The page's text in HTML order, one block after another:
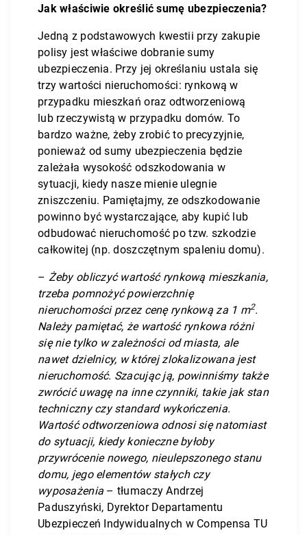
Jak właściwie określić sumę ubezpieczenia?
Jedną z podstawowych kwestii przy zakupie
polisy jest właściwe dobranie sumy
ubezpieczenia. Przy jej określaniu ustala się
trzy wartości nieruchomości: rynkową w
przypadku mieszkań oraz odtworzeniową
lub rzeczywistą w przypadku domów. To
bardzo ważne, żeby zrobić to precyzyjnie,
ponieważ od sumy ubezpieczenia będzie
zależała wysokość odszkodowania w
sytuacji, kiedy nasze mienie ulegnie
zniszczeniu. Pamiętajmy, ze odszkodowanie
powinno być wystarczające, aby kupić lub
odbudować nieruchomość po tzw. szkodzie
całkowitej (np. doszczętnym spaleniu domu).
– Żeby obliczyć wartość rynkową mieszkania,
trzeba pomnożyć powierzchnię
nieruchomości przez cenę rynkową za 1 m2.
Należy pamiętać, że wartość rynkowa różni
się nie tylko w zależności od miasta, ale
nawet dzielnicy, w której zlokalizowana jest
nieruchomość. Szacując ją, powinniśmy także
zwrócić uwagę na inne czynniki, takie jak stan
techniczny czy standard wykończenia.
Wartość odtworzeniowa odnosi się natomiast
do sytuacji, kiedy konieczne byłoby
przywrócenie nowego, nieulepszonego stanu
domu, jego elementów stałych czy
wyposażenia – tłumaczy Andrzej
Paduszyński, Dyrektor Departamentu
Ubezpieczeń Indywidualnych w Compensa TU